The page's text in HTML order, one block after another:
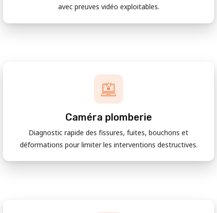
avec preuves vidéo exploitables.
Caméra plomberie
Diagnostic rapide des fissures, fuites, bouchons et
déformations pour limiter les interventions destructives.